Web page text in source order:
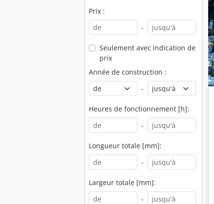
Prix :
-
Seulement avec indication de
prix
Année de construction :
-
Heures de fonctionnement [h]:
-
Longueur totale [mm]:
-
Largeur totale [mm]:
-